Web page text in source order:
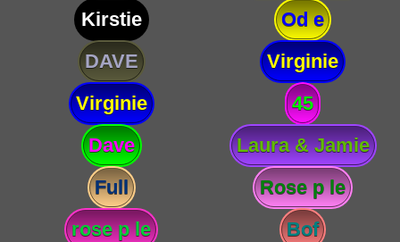
Kirstie
Od e
DAVE
Virginie
Virginie
45
Dave
Laura & Jamie
Full
Rose p le
rose p le
Bof